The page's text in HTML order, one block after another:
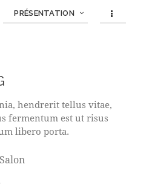
PRÉSENTATION
hendrerit tellus vitae,
fermentum est ut risus
libero porta.